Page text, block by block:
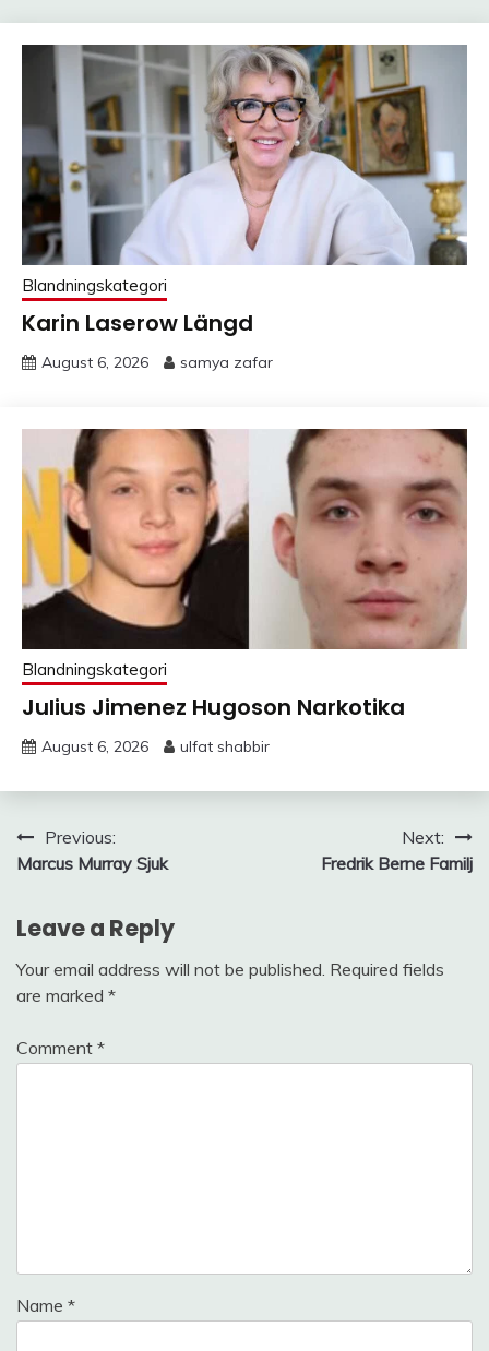
Blandningskategori
Karin Laserow Längd
August 6, 2026 samya zafar
Blandningskategori
Julius Jimenez Hugoson Narkotika
August 6, 2026 ulfat shabbir
Post
navigation
Previous:
Marcus Murray Sjuk
Next:
Fredrik Berne Familj
Leave a Reply
Your email address will not be published. Required fields
are marked *
Comment *
Name *